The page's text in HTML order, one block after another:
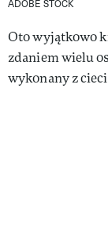
ADOBE STOCK
Oto wyjątkowo
zdaniem wielu
wykonany z